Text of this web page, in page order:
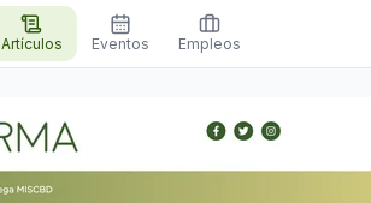
Artículos Eventos Empleos